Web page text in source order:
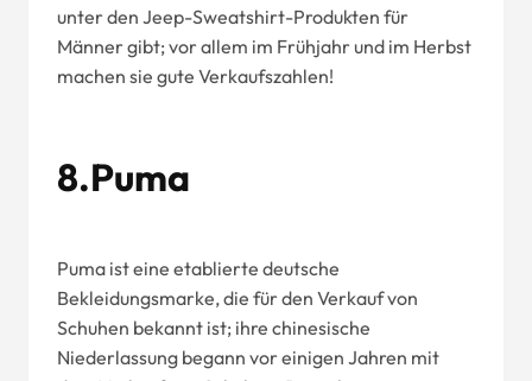
unter den Jeep-Sweatshirt-Produkten für
Männer gibt; vor allem im Frühjahr und im Herbst
machen sie gute Verkaufszahlen!
8.Puma
Puma ist eine etablierte deutsche
Bekleidungsmarke, die für den Verkauf von
Schuhen bekannt ist; ihre chinesische
Niederlassung begann vor einigen Jahren mit